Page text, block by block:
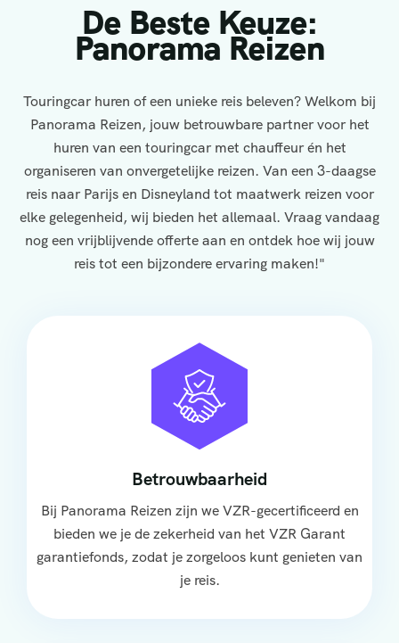
De Beste Keuze:
Panorama Reizen
Touringcar huren of een unieke reis beleven? Welkom bij
Panorama Reizen, jouw betrouwbare partner voor het
huren van een touringcar met chauffeur én het
organiseren van onvergetelijke reizen. Van een 3-daagse
reis naar Parijs en Disneyland tot maatwerk reizen voor
elke gelegenheid, wij bieden het allemaal. Vraag vandaag
nog een vrijblijvende offerte aan en ontdek hoe wij jouw
reis tot een bijzondere ervaring maken!"
Betrouwbaarheid
Bij Panorama Reizen zijn we VZR-gecertificeerd en
bieden we je de zekerheid van het VZR Garant
garantiefonds, zodat je zorgeloos kunt genieten van
je reis.